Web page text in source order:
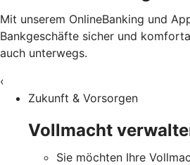
Mit unserem OnlineBanking und
Bankgeschäfte sicher und
auch unterwegs.
‹
Zukunft & Vorsorgen
Vollmacht
Sie möchten Ihre